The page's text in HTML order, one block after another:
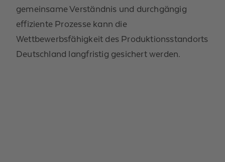
gemeinsame Verständnis und durchgängig
effiziente Prozesse kann die
Wettbewerbsfähigkeit des Produktionsstandorts
Deutschland langfristig gesichert werden.